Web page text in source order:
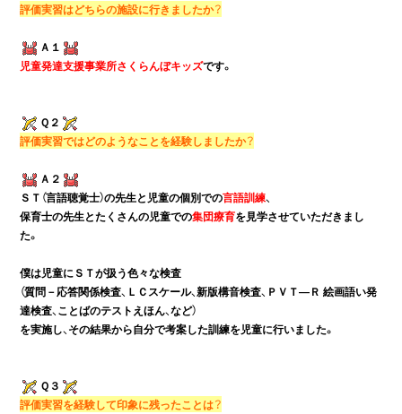
評価実習はどちらの施設に行きましたか？
Ａ１
児童発達支援事業所さくらんぼキッズです。
Ｑ２
評価実習ではどのようなことを経験しましたか？
Ａ２
ＳＴ（言語聴覚士）の先生と児童の個別での言語訓練、
保育士の先生とたくさんの児童での集団療育を見学させていただきまし
た。
僕は児童にＳＴが扱う色々な検査
（質問－応答関係検査、ＬＣスケール、新版構音検査、ＰＶＴ―Ｒ 絵画語い発
達検査、ことばのテストえほん、など）
Ｑ３
評価実習を経験して印象に残ったことは？